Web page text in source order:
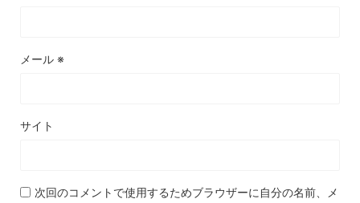
メール ※
サイト
次回のコメントで使用するためブラウザーに自分の名前、メ